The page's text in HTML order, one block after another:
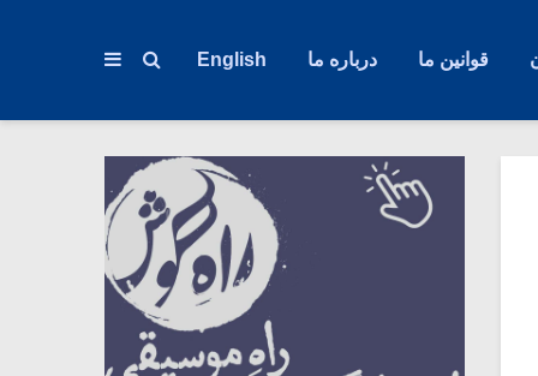
قوانین ما درباره ما English